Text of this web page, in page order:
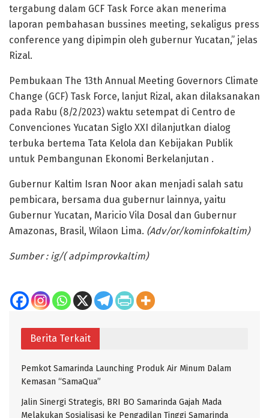
tergabung dalam GCF Task Force akan menerima
laporan pembahasan bussines meeting, sekaligus press
conference yang dipimpin oleh gubernur Yucatan,” jelas
Rizal.
Pembukaan The 13th Annual Meeting Governors Climate
Change (GCF) Task Force, lanjut Rizal, akan dilaksanakan
pada Rabu (8/2/2023) waktu setempat di Centro de
Convenciones Yucatan Siglo XXI dilanjutkan dialog
terbuka bertema Tata Kelola dan Kebijakan Publik
untuk Pembangunan Ekonomi Berkelanjutan .
Gubernur Kaltim Isran Noor akan menjadi salah satu
pembicara, bersama dua gubernur lainnya, yaitu
Gubernur Yucatan, Maricio Vila Dosal dan Gubernur
Amazonas, Brasil, Wilaon Lima. (Adv/or/kominfokaltim)
Sumber : ig/( adpimprovkaltim)
Berita Terkait
Pemkot Samarinda Launching Produk Air Minum Dalam
Kemasan “SamaQua”
Jalin Sinergi Strategis, BRI BO Samarinda Gajah Mada
Melakukan Sosialisasi ke Pengadilan Tinggi Samarinda